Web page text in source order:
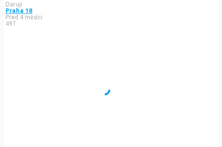
Daruji
Praha 18
Před 4 měsíci
497